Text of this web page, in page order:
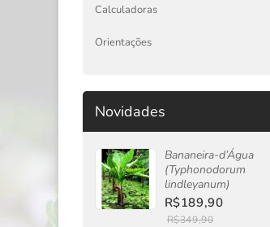
Calculadoras
Orientações
Novidades
Bananeira-d’Água
(Typhonodorum
lindleyanum)
R$189,90
R$349,90